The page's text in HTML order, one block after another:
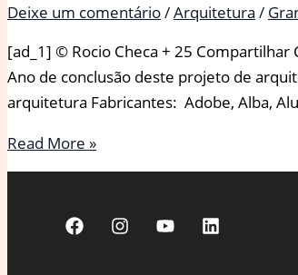
Deixe um comentário/Arquitetura /
[ad_1] © Rocio Checa + 25
Ano de conclusão deste projeto de
arquitetura Fabricantes: Adobe, Alba,
Casa
Rosas
Read More »